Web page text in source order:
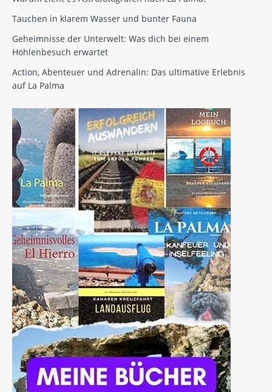
Tauchen in klarem Wasser und bunter Fauna
Geheimnisse der Unterwelt: Was dich bei einem
Höhlenbesuch erwartet
Action, Abenteuer und Adrenalin: Das ultimative Erlebnis
auf La Palma